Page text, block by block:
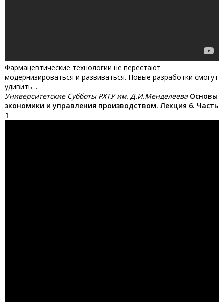
Фармацевтические технологии не перестают
модернизироваться и развиваться. Новые разработки смогут
удивить ...
Университетские Субботы РХТУ им. Д.И.Менделеева Основы
экономики и управления производством. Лекция 6. Часть
1